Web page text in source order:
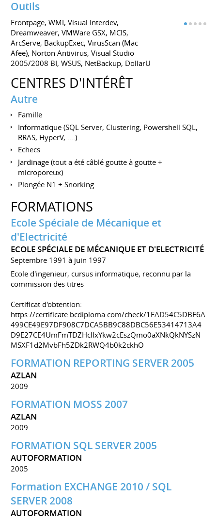
Outils
Frontpage, WMI, Visual Interdev,
Dreamweaver, VMWare GSX, MCIS,
ArcServe, BackupExec, VirusScan (Mac
Afee), Norton Antivirus, Visual Studio
2005/2008 BI, WSUS, NetBackup, DollarU
CENTRES D'INTÉRÊT
Autre
Famille
Informatique (SQL Server, Clustering, Powershell SQL,
RRAS, HyperV, ....)
Echecs
Jardinage (tout a été câblé goutte à goutte +
microporeux)
Plongée N1 + Snorking
FORMATIONS
Ecole Spéciale de Mécanique et
d'Electricité
ECOLE SPÉCIALE DE MÉCANIQUE ET D'ELECTRICITÉ
Septembre 1991 à juin 1997
Ecole d'ingenieur, cursus informatique, reconnu par la
commission des titres
Certificat d'obtention:
https://certificate.bcdiploma.com/check/1FAD54C5DBE6A
499CE49E97DF908C7DCA5BB9C88DBC56E53414713A4
D9E27CE4UmFmTDZHcllxYkw2cEszQmo0aXNkQkNYSzN
MSXF1d2MvbFh5ZDk2RWQ4b0k2ckhO
FORMATION REPORTING SERVER 2005
AZLAN
2009
FORMATION MOSS 2007
AZLAN
2009
FORMATION SQL SERVER 2005
AUTOFORMATION
2005
Formation EXCHANGE 2010 / SQL
SERVER 2008
AUTOFORMATION